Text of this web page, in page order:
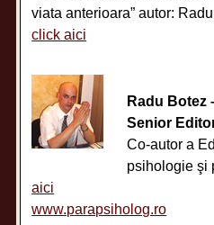
viata anterioara” autor:
click aici
Radu Botez
Senior
Co-autor a
psihologie şi
aici
www.parapsiholog.ro